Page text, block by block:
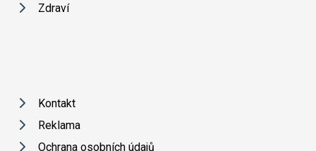
Zdraví
Kontakt
Reklama
Ochrana osobních údajů